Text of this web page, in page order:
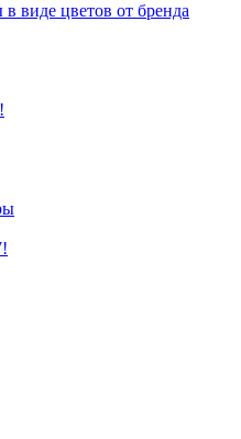
виде цветов от бренда